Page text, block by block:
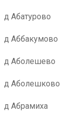
д Абатурово
д Аббакумово
д Аболешево
д Аболешково
д Абрамиха